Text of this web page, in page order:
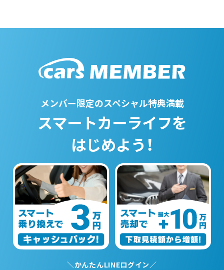
メンバー限定のスペシャル特典満載
スマートカーライフを
はじめよう！
＼かんたんLINEログイン／